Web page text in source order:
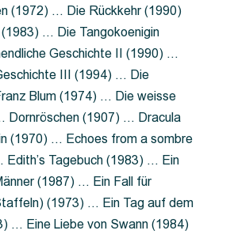
(1972) … Die Rückkehr (1990)
… Die Tangokoenigin
Geschichte II (1990) …
III (1994) … Die
Blum (1974) … Die weisse
Dornröschen (1907) … Dracula
(1970) … Echoes from a sombre
Tagebuch (1983) … Ein
(1987) … Ein Fall für
(1973) … Ein Tag auf dem
… Eine Liebe von Swann (1984)